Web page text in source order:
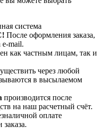
система
После оформления заказа,
e-mail.
как частным лицам, так и
через любой
в высылаемом
производится после
на наш расчетный счёт.
оплате
заказа.